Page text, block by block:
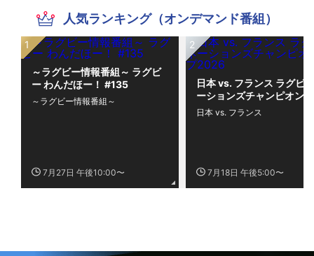
人気ランキング（オンデマンド番組）
～ラグビー情報番組～ ラグビ
ー わんだほー！ #135
7月27日 午後10:00〜
～ラグビー情報番組～
日本 vs. フランス ラグビ
ーションズチャンピオン
プ2026
7月18日 午後5:00〜
日本 vs. フランス